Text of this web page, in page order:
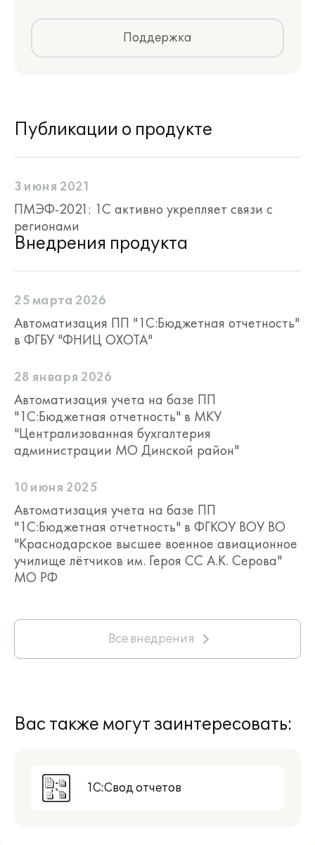
Поддержка
Публикации о продукте
3 июня 2021
ПМЭФ-2021: 1С активно укрепляет связи с
регионами
Внедрения продукта
25 марта 2026
Автоматизация ПП "1С:Бюджетная отчетность"
в ФГБУ "ФНИЦ ОХОТА"
28 января 2026
Автоматизация учета на базе ПП
"1С:Бюджетная отчетность" в МКУ
"Централизованная бухгалтерия
администрации МО Динской район"
10 июня 2025
Автоматизация учета на базе ПП
"1С:Бюджетная отчетность" в ФГКОУ ВОУ ВО
"Краснодарское высшее военное авиационное
училище лётчиков им. Героя СС А.К. Серова"
МО РФ
Все внедрения
Вас также могут заинтересовать:
1С:Свод отчетов